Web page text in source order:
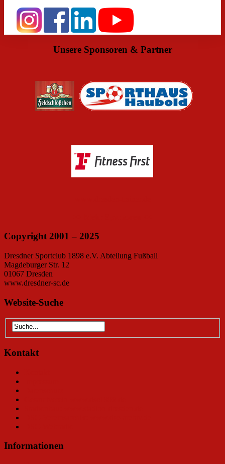
Unsere Sponsoren & Partner
Copyright 2001 – 2025
Dresdner Sportclub 1898 e.V. Abteilung Fußball
Magdeburger Str. 12
01067 Dresden
www.dresdner-sc.de
Website-Suche
Kontakt
Informationen